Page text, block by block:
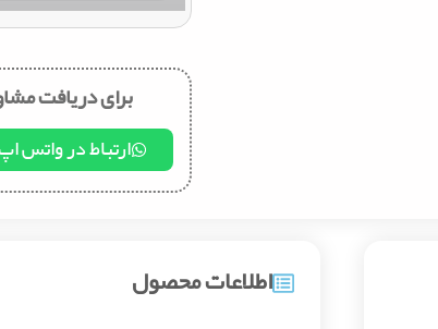
برای دریافت
ارتباط در واتس
اطلاعات محصول